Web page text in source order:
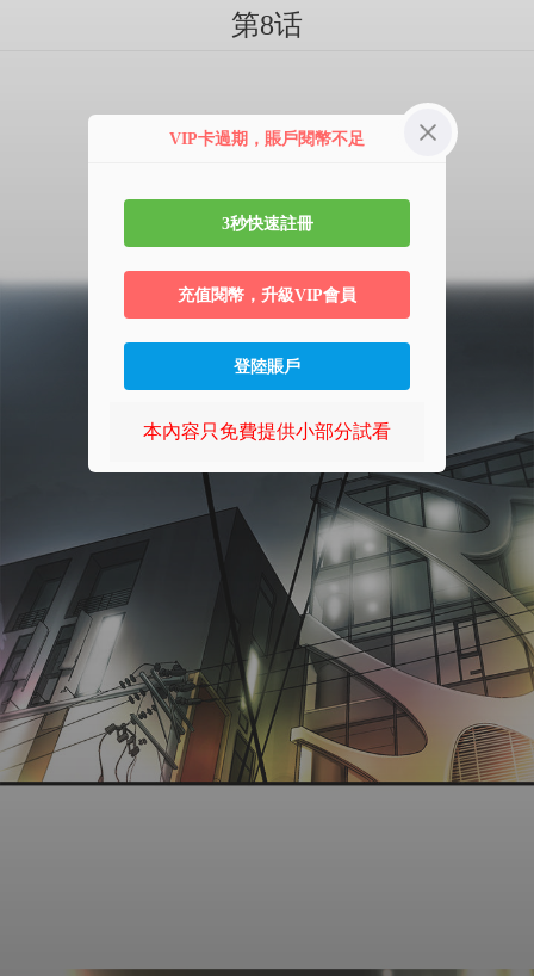
第8话
VIP卡過期，賬戶閱幣不足
3秒快速註冊
充值閱幣，升級VIP會員
登陸賬戶
本內容只免費提供小部分試看